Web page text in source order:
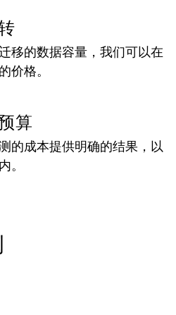
移的数据容量，我们可以在
价格。
算
的成本提供明确的结果，以
。